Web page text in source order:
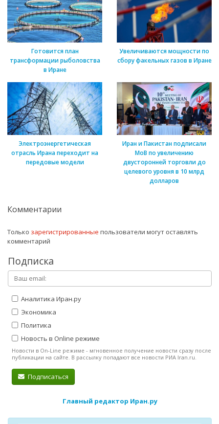
Готовится план
трансформации рыболовства
в Иране
Увеличиваются мощности по
сбору факельных газов в Иране
Электроэнергетическая
отрасль Ирана переходит на
передовые модели
Иран и Пакистан подписали
МоВ по увеличению
двусторонней торговли до
целевого уровня в 10 млрд
долларов
Комментарии
Только зарегистрированные пользователи могут оставлять
комментарий
Подписка
Аналитика Иран.ру
Экономика
Политика
Новость в Online режиме
Новости в On-Line режиме - мгновенное получение новости сразу после
публикации на сайте. В рассылку попадают все новости РИА Iran.ru.
Подписаться
Главный редактор Иран.ру